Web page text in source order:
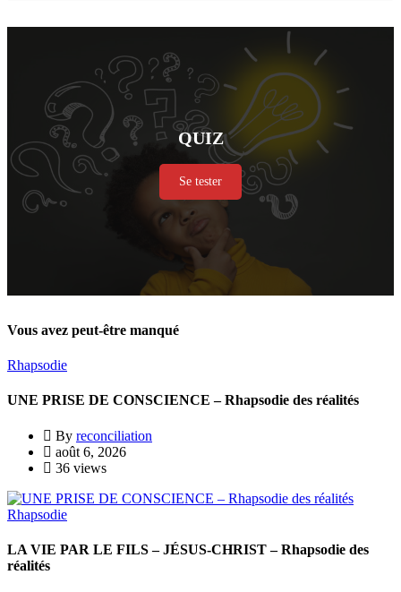
QUIZ
Se tester
Vous avez peut-être manqué
Rhapsodie
UNE PRISE DE CONSCIENCE – Rhapsodie des réalités
By reconciliation
août 6, 2026
36 views
Rhapsodie
LA VIE PAR LE FILS – JÉSUS-CHRIST – Rhapsodie des
réalités